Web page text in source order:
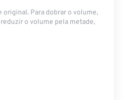
Para dobrar o volume,
o volume pela metade,